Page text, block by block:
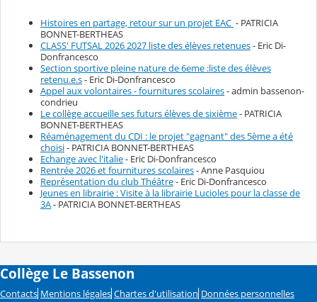
Histoires en partage, retour sur un projet EAC - PATRICIA
BONNET-BERTHEAS
CLASS' FUTSAL 2026 2027 liste des élèves retenues- Eric Di-
Donfrancesco
Section sportive pleine nature de 6eme :liste des élèves
retenu.e.s- Eric Di-Donfrancesco
Appel aux volontaires - fournitures scolaires- admin bassenon-
condrieu
Le collège accueille ses futurs élèves de sixième- PATRICIA
BONNET-BERTHEAS
Réaménagement du CDI : le projet "gagnant" des 5ème a été
choisi- PATRICIA BONNET-BERTHEAS
Echange avec l'italie- Eric Di-Donfrancesco
Rentrée 2026 et fournitures scolaires- Anne Pasquiou
Représentation du club Théâtre- Eric Di-Donfrancesco
Jeunes en librairie : Visite à la librairie Lucioles pour la classe de
3A- PATRICIA BONNET-BERTHEAS
Collège Le Bassenon
Contacts Mentions légales Chartes d'utilisation Données personnelles